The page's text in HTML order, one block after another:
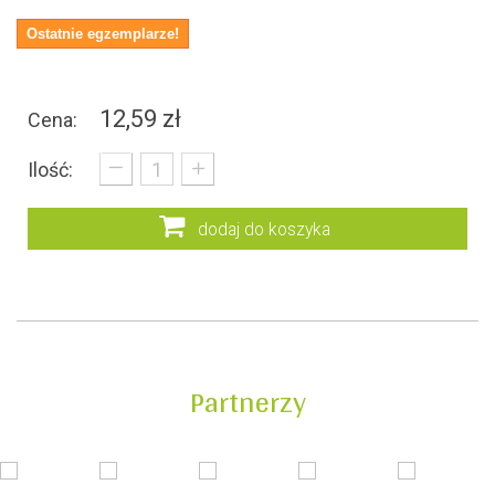
Ostatnie egzemplarze!
Cena: 12,59 zł
Ilość:
_ +
dodaj do koszyka
Partnerzy